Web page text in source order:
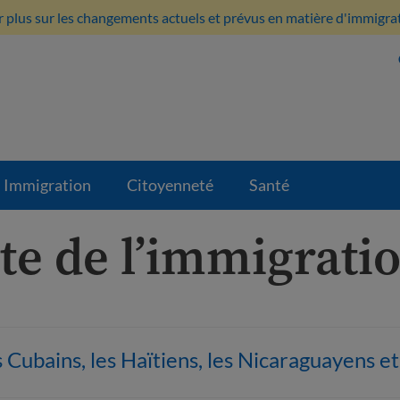
plus sur les changements actuels et prévus en matière
Immigration Citoyenneté Santé
de
les Haïtiens, les Nicaraguayens